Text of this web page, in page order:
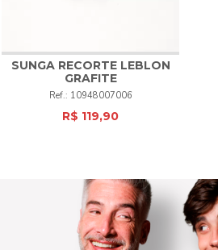
SUNGA RECORTE LEBLON
GRAFITE
10948007006
R$ 119,90